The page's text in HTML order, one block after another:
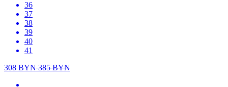
36
37
38
39
40
41
308 BYN385BYN